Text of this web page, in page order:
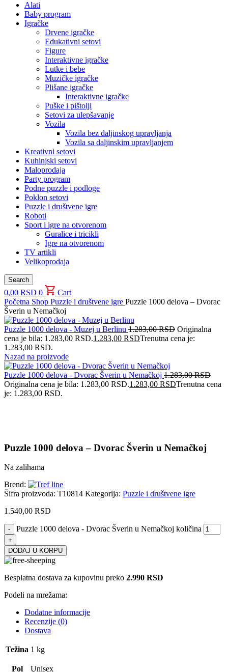
Alati
Baby program
Igračke
Drvene igračke
Edukativni setovi
Figure
Interaktivne igračke
Lutke i bebe
Muzičke igračke
Plišane igračke
Interaktivne igračke
Puške i pištolji
Setovi za ulepšavanje
Vozila
Vozila bez daljinskog upravljanja
Vozila sa daljinskim upravljanjem
Kreativni setovi
Kuhinjski setovi
Maloprodaja
Party program
Podne puzzle i podloge
Poklon setovi
Puzzle i društvene igre
Roboti
Sport i igre na otvorenom
Guralice i tricikli
Igre na otvorenom
TV artikli
Velikoprodaja
Search
0,00 RSD 0
Cart
Početna Shop Puzzle i društvene igre Puzzle 1000 delova – Dvorac
Šverin u Nemačkoj
Puzzle 1000 delova - Muzej u Berlinu 1.283,00RSD Originalna
cena je bila: 1.283,00 RSD.1.283,00 RSDTrenutna cena je:
1.283,00 RSD.
Nazad na proizvode
Puzzle 1000 delova - Dvorac Šverin u Nemačkoj 1.283,00RSD
Originalna cena je bila: 1.283,00 RSD.1.283,00 RSDTrenutna cena
je: 1.283,00 RSD.
Puzzle 1000 delova – Dvorac Šverin u Nemačkoj
Na zalihama
Brend:
Šifra proizvoda: T10814 Kategorija: Puzzle i društvene igre
1.540,00 RSD
Puzzle 1000 delova - Dvorac Šverin u Nemačkoj količina
DODAJ U KORPU
Besplatna dostava za kupovinu preko 2.990 RSD
Podeli na mrežama:
Dodatne informacije
Recenzije (0)
Dostava
Težina 1 kg
Pol Unisex